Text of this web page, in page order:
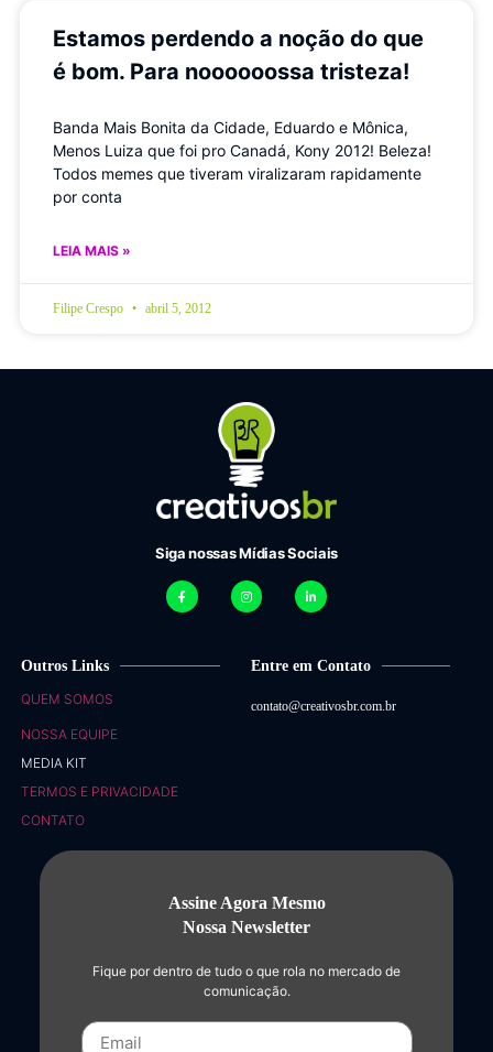
Estamos perdendo a noção do que
é bom. Para noooooossa tristeza!
Banda Mais Bonita da Cidade, Eduardo e Mônica,
Menos Luiza que foi pro Canadá, Kony 2012! Beleza!
Todos memes que tiveram viralizaram rapidamente
por conta
LEIA MAIS »
Filipe Crespo abril 5, 2012
Siga nossas Mídias Sociais
Outros Links
QUEM SOMOS
NOSSA EQUIPE
MEDIA KIT
TERMOS E PRIVACIDADE
CONTATO
Entre em Contato
contato@creativosbr.com.br
Assine Agora Mesmo
Nossa Newsletter
Fique por dentro de tudo o que rola no mercado de
comunicação.